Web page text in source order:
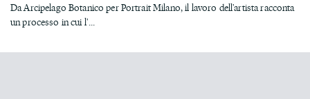
Da Arcipelago Botanico per Portrait Milano, il lavoro dell'artista racconta
un processo in cui l'...